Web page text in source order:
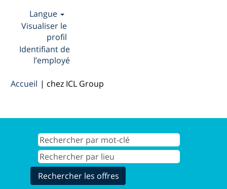
Langue
Visualiser le
profil
Identifiant de
l’employé
Accueil | chez ICL Group